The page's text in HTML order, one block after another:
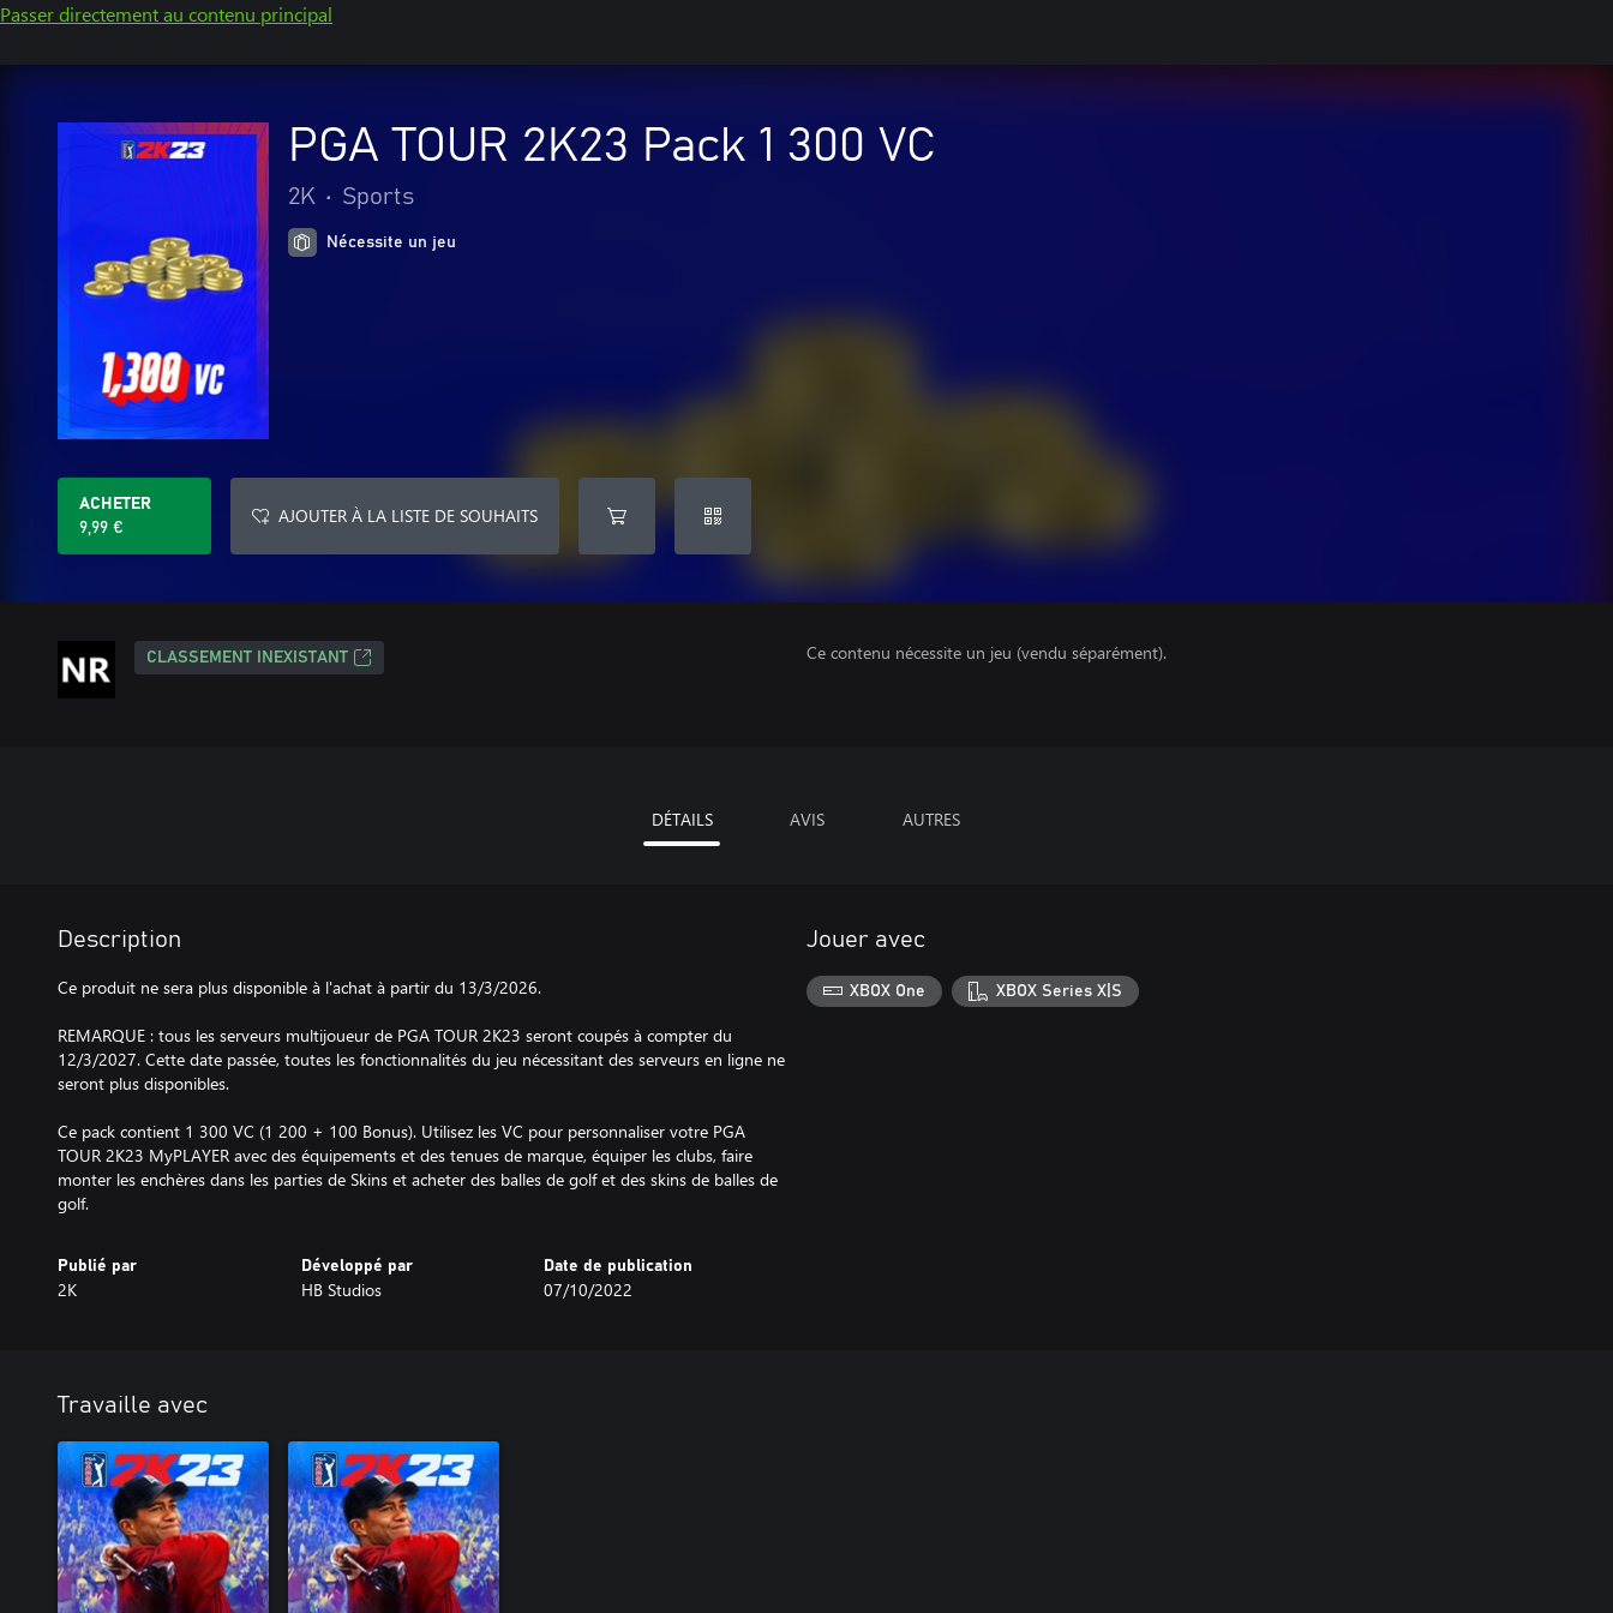
Passer directement au contenu principal
PGA TOUR 2K23 Pack 1 300 VC
2K • Sports
Nécessite un jeu
ACHETER
9,99 €
AJOUTER À LA LISTE DE SOUHAITS
CLASSEMENT INEXISTANT Ce contenu nécessite un jeu (vendu séparément).
DÉTAILS AVIS AUTRES
Description
Ce produit ne sera plus disponible à l'achat à partir du 13/3/2026.
REMARQUE : tous les serveurs multijoueur de PGA TOUR 2K23 seront coupés à compter du
12/3/2027. Cette date passée, toutes les fonctionnalités du jeu nécessitant des serveurs en ligne ne
seront plus disponibles.
Ce pack contient 1 300 VC (1 200 + 100 Bonus). Utilisez les VC pour personnaliser votre PGA
TOUR 2K23 MyPLAYER avec des équipements et des tenues de marque, équiper les clubs, faire
monter les enchères dans les parties de Skins et acheter des balles de golf et des skins de balles de
golf.
Publié par
2K
Développé par
HB Studios
Date de publication
07/10/2022
Jouer avec
XBOX One XBOX Series X|S
Travaille avec